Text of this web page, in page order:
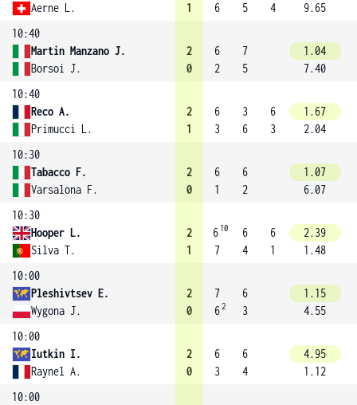
Aerne L.
1
6
5
4
9.65
10:40
Martin Manzano J.
Borsoi J.
2
0
6
2
7
5
1.04
7.40
10:40
Reco A.
Primucci L.
2
1
6
3
3
6
6
3
1.67
2.04
10:30
Tabacco F.
Varsalona F.
2
0
6
1
6
2
1.07
6.07
10:30
Hooper L.
Silva T.
2
1
6 10
7
6
4
6
1
2.39
1.48
10:00
Pleshivtsev E.
Wygona J.
2
0
7
62
6
3
1.15
4.55
10:00
Iutkin I.
Raynel A.
2
0
6
3
6
4
4.95
1.12
10:00